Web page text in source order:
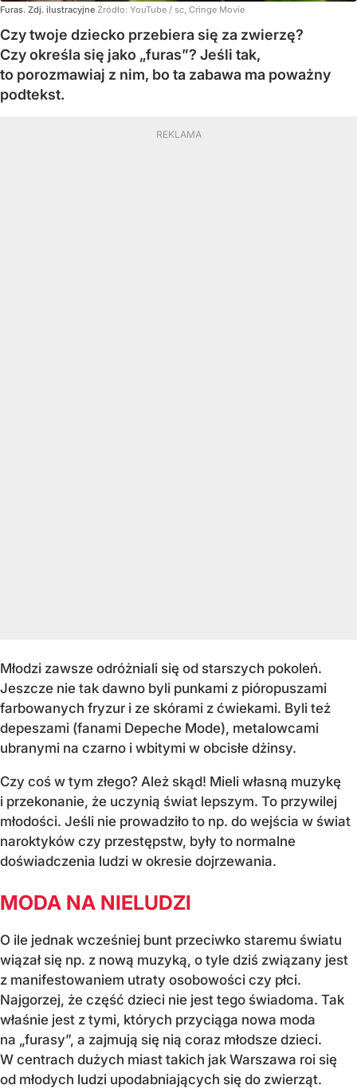
Furas. Zdj. ilustracyjne Źródło: YouTube / sc, Cringe Movie
Czy twoje dziecko przebiera się za zwierzę?
Czy określa się jako „furas”? Jeśli tak,
to porozmawiaj z nim, bo ta zabawa ma poważny
podtekst.
Młodzi zawsze odróżniali się od starszych pokoleń.
Jeszcze nie tak dawno byli punkami z pióropuszami
farbowanych fryzur i ze skórami z ćwiekami. Byli też
depeszami (fanami Depeche Mode), metalowcami
ubranymi na czarno i wbitymi w obcisłe dżinsy.
Czy coś w tym złego? Ależ skąd! Mieli własną muzykę
i przekonanie, że uczynią świat lepszym. To przywilej
młodości. Jeśli nie prowadziło to np. do wejścia w świat
naroktyków czy przestępstw, były to normalne
doświadczenia ludzi w okresie dojrzewania.
MODA NA NIELUDZI
O ile jednak wcześniej bunt przeciwko staremu światu
wiązał się np. z nową muzyką, o tyle dziś związany jest
z manifestowaniem utraty osobowości czy płci.
Najgorzej, że część dzieci nie jest tego świadoma. Tak
właśnie jest z tymi, których przyciąga nowa moda
na „furasy”, a zajmują się nią coraz młodsze dzieci.
W centrach dużych miast takich jak Warszawa roi się
od młodych ludzi upodabniających się do zwierząt.